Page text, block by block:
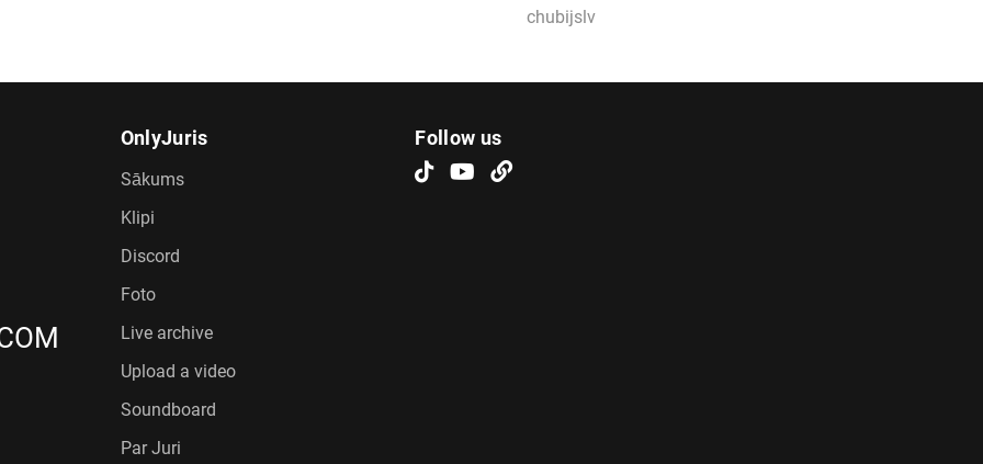
chubijslv
OnlyJuris
Sākums
Klipi
Discord
Foto
Live archive
Upload a video
Soundboard
Par Juri
Follow us